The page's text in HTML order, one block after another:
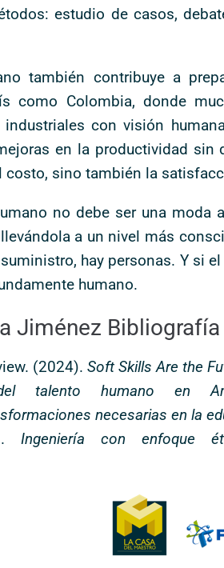
estudio de casos,
también contribuye a
como Colombia, donde
con visión
en la productividad
sino también la
no debe ser una
a un nivel más
hay personas. Y si
humano.
Jiménez Bibliografía
(2024). Soft Skills Are the
talento humano en
necesarias en la
Ingeniería con enfoque